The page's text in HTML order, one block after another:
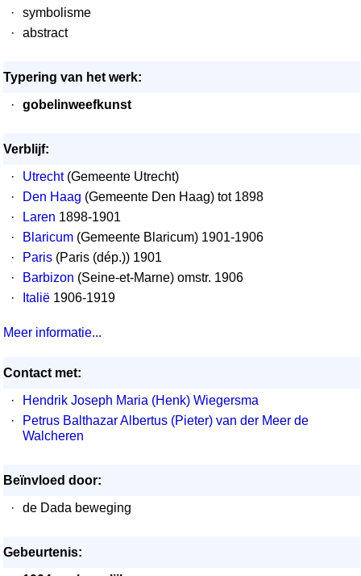
·
symbolisme
·
abstract
Typering van het werk:
·
gobelinweefkunst
Verblijf:
·
Utrecht(Gemeente Utrecht)
·
Den Haag (Gemeente Den Haag) tot 1898
·
Laren 1898-1901
·
Blaricum (Gemeente Blaricum) 1901-1906
·
Paris (Paris (dép.)) 1901
·
Barbizon (Seine-et-Marne) omstr. 1906
·
Italië 1906-1919
Meer informatie...
Contact met:
·
Hendrik Joseph Maria (Henk) Wiegersma
·
Petrus Balthazar Albertus (Pieter) van der Meer de
Walcheren
Beïnvloed door:
·
de Dada beweging
Gebeurtenis: